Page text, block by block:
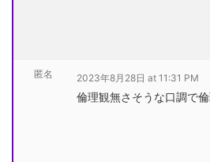
匿名 2023年8月28日 at 11:31 PM
倫理観無さそうな口調で倫